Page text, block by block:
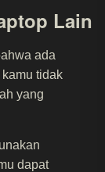
Lain
ada
kamu tidak
yang
dapat